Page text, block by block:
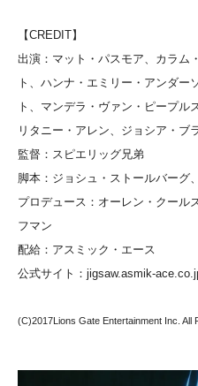
【CREDIT】
出演：マット・パスモア、カラム
ト、ハンナ・エミリー・アンダー
ト、マンデラ・ヴァン・ピープル
リタニー・アレン、ジョシア・ブ
監督：スピエリッグ兄弟
脚本：ジョシュ・ストールバーグ
プロデュース：オーレン・クール
フマン
配給：アスミック・エース
公式サイト：jigsaw.asmik-
(C)2017Lions Gate Entertainment Inc. All